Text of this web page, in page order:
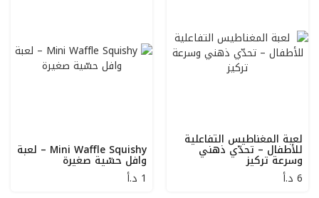
لعبة المغناطيس التفاعلية
للأطفال – تحدّي ذهني
وسرعة تركيز
6 د.أ
Mini Waffle Squishy – لعبة
وافل حسّية صغيرة
1 د.أ